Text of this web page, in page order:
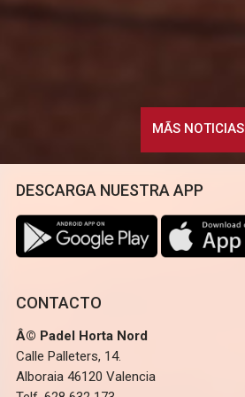
MÃS NOTICIAS
DESCARGA NUESTRA APP
CONTACTO
Â© Padel Horta Nord
Calle Palleters, 14.
Alboraia 46120 Valencia